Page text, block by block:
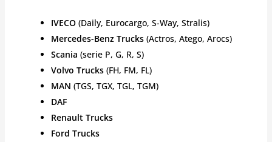
IVECO(Daily, Eurocargo, S-Way, Stralis)
Mercedes-Benz Trucks(Actros, Atego, Arocs)
Scania (serie P, G, R, S)
Volvo Trucks(FH, FM, FL)
MAN (TGS, TGX, TGL, TGM)
DAF
Renault Trucks
Ford Trucks